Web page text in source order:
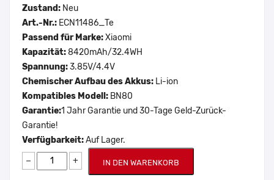
Zustand: Neu
Art.-Nr.: ECN11486_Te
Passend für Marke:Xiaomi
Kapazität:8420mAh/32.4WH
Spannung:3.85V/4.4V
Chemischer Aufbau des Akkus: Li-ion
Kompatibles Modell: BN80
Garantie:1 Jahr Garantie und 30-Tage Geld-Zurück-
Garantie!
Verfügbarkeit:Auf Lager.
− + IN DEN WARENKORB